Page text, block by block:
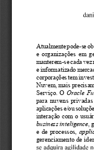
Atualmente pode-se
e organizações em
manterem-se cada
e informatizado
corporações tem
Nuvem, mais
Serviço. O Oracle
para nuvens
aplicações e/ou
interação com o
business inteligence ,
e de processos,
gerenciamento de